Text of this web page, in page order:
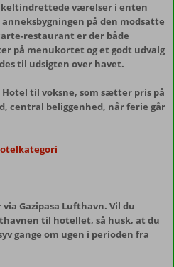
værelser i enten
på den modsatte
restaurant er der både
på menukortet og et godt udvalg
til udsigten over havet.
Hotel til voksne, som sætter pris på
central beliggenhed, når ferie går
Gazipasa Lufthavn. Vil du
til hotellet, så husk, at du
gange om ugen i perioden fra